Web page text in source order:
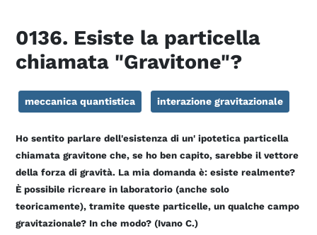
0136. Esiste la particella
chiamata "Gravitone"?
meccanica quantistica interazione gravitazionale
Ho sentito parlare dell'esistenza di un' ipotetica particella
chiamata gravitone che, se ho ben capito, sarebbe il vettore
della forza di gravità. La mia domanda è: esiste realmente?
È possibile ricreare in laboratorio (anche solo
teoricamente), tramite queste particelle, un qualche campo
gravitazionale? In che modo? (Ivano C.)